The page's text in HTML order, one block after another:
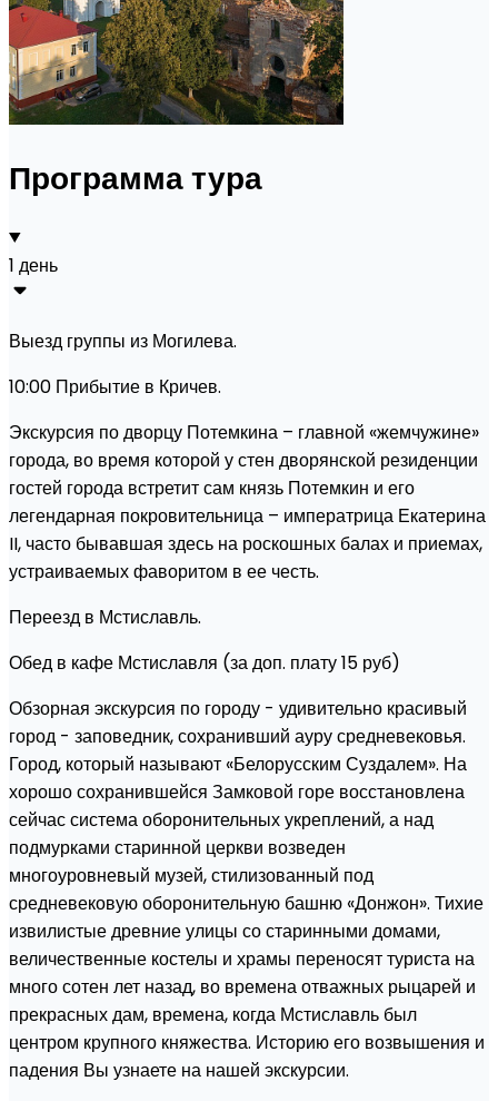
Программа тура
1 день
Выезд группы из Могилева.
10:00 Прибытие в Кричев.
Экскурсия по дворцу Потемкина – главной «жемчужине»
города, во время которой у стен дворянской резиденции
гостей города встретит сам князь Потемкин и его
легендарная покровительница – императрица Екатерина
II, часто бывавшая здесь на роскошных балах и приемах,
устраиваемых фаворитом в ее честь.
Переезд в Мстиславль.
Обед в кафе Мстиславля (за доп. плату 15 руб)
Обзорная экскурсия по городу - удивительно красивый
город - заповедник, сохранивший ауру средневековья.
Город, который называют «Белорусским Суздалем». На
хорошо сохранившейся Замковой горе восстановлена
сейчас система оборонительных укреплений, а над
подмурками старинной церкви возведен
многоуровневый музей, стилизованный под
средневековую оборонительную башню «Донжон». Тихие
извилистые древние улицы со старинными домами,
величественные костелы и храмы переносят туриста на
много сотен лет назад, во времена отважных рыцарей и
прекрасных дам, времена, когда Мстиславль был
центром крупного княжества. Историю его возвышения и
падения Вы узнаете на нашей экскурсии.